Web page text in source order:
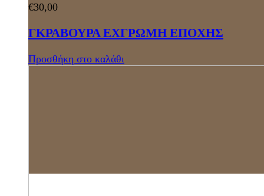
€30,00
ΓΚΡΑΒΟΥΡΑ ΕΧΓΡΩΜΗ ΕΠΟΧΗΣ
Προσθήκη στο καλάθι